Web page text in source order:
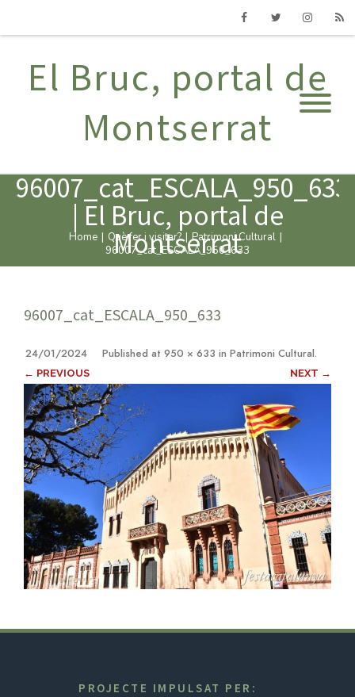
El Bruc, portal de
Montserrat
96007_cat_ESCALA_950_633
| El Bruc, portal de
Montserrat
Home Què fer i visitar? Patrimoni Cultural
96007_cat_ESCALA_950_633
96007_cat_ESCALA_950_633
Published
24/01/2024 at 950 × 633 in Patrimoni Cultural.
← PREVIOUS NEXT →
PROJECTE IMPULSAT PER: